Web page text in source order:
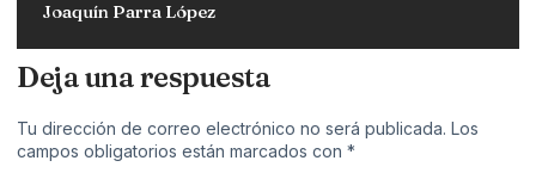
Joaquín Parra López
Deja una respuesta
Tu dirección de correo electrónico no será publicada. Los
campos obligatorios están marcados con *